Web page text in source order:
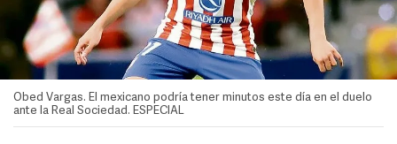
Obed Vargas. El mexicano podría tener minutos este día en el duelo
ante la Real Sociedad. ESPECIAL